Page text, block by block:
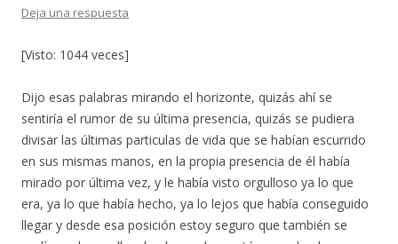
Deja una respuesta
[Visto: 1044 veces]
Dijo esas palabras mirando el horizonte, quizás ahí se
sentiría el rumor de su última presencia, quizás se pudiera
divisar las últimas particulas de vida que se habían escurrido
en sus mismas manos, en la propia presencia de él había
mirado por última vez, y le había visto orgulloso ya lo que
era, ya lo que había hecho, ya lo lejos que había conseguido
llegar y desde esa posición estoy seguro que también se